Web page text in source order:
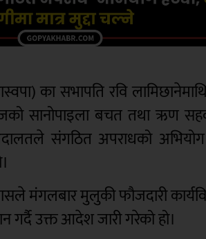
का सभापति रवि
सानोपाइला बचत तथा ऋण
संगठित अपराधको
मंगलबार मुलुकी फौजदारी
गर्दै उक्त आदेश जारी गरेको हो।